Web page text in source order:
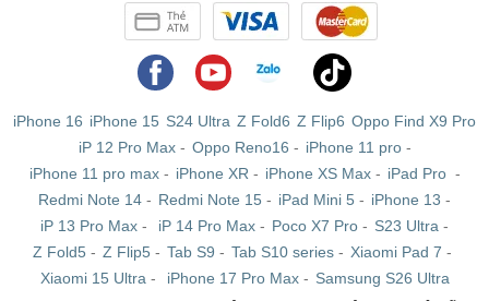
iPhone 16 iPhone 15 S24 Ultra Z Fold6 Z Flip6 Oppo Find X9 Pro
iP 12 Pro Max- Oppo Reno16 - iPhone 11 pro-
iPhone 11 pro max- iPhone XR - iPhone XS Max- iPad Pro -
Redmi Note 14 - Redmi Note 15 - iPad Mini 5 - iPhone 13 -
iP 13 Pro Max - iP 14 Pro Max - Poco X7 Pro - S23 Ultra -
Z Fold5 - Z Flip5 - Tab S9 - Tab S10 series - Xiaomi Pad 7 -
Xiaomi 15 Ultra - iPhone 17 Pro Max- Samsung S26 Ultra